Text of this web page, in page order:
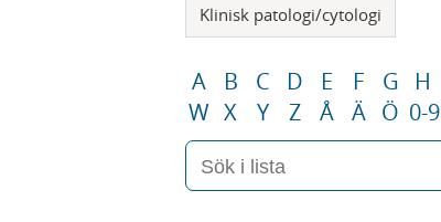
Klinisk patologi/cytologi
A B C D E F G H
W X Y Z Å Ä Ö 0-9